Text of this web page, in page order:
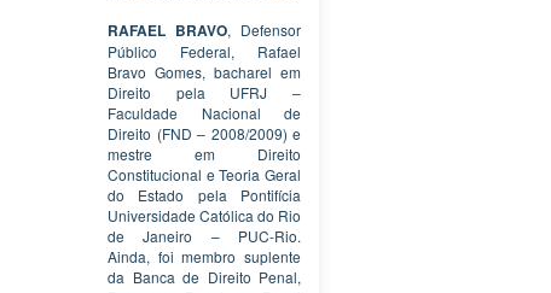
RAFAEL BRAVO, Defensor
Público Federal, Rafael
Bravo Gomes, bacharel em
Direito pela UFRJ –
Faculdade Nacional de
Direito (FND – 2008/2009) e
mestre em Direito
Constitucional e Teoria Geral
do Estado pela Pontifícia
Universidade Católica do Rio
de Janeiro – PUC-Rio.
Ainda, foi membro suplente
da Banca de Direito Penal,